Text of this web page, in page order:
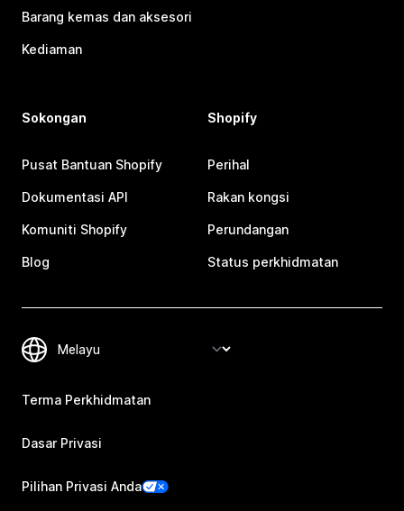
Barang kemas dan aksesori
Kediaman
Sokongan
Pusat Bantuan Shopify
Dokumentasi API
Komuniti Shopify
Blog
Shopify
Perihal
Rakan kongsi
Perundangan
Status perkhidmatan
Terma Perkhidmatan
Dasar Privasi
Pilihan Privasi Anda